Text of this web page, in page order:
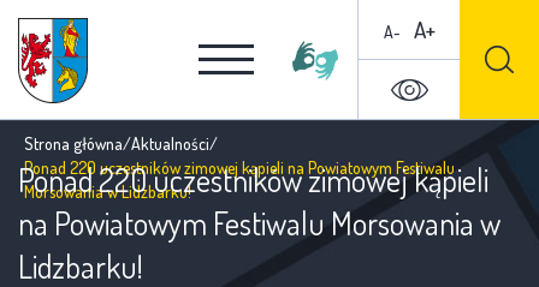
A- A+
Strona główna/Aktualności/
Ponad 220 uczestników zimowej kąpieli na Powiatowym Festiwalu
Morsowania w Lidzbarku!
Ponad 220 uczestników zimowej kąpieli
na Powiatowym Festiwalu Morsowania w
Lidzbarku!